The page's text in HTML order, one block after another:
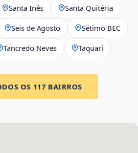
Santa Inês Santa Quitéria
Seis de Agosto Sétimo BEC
Tancredo Neves Taquarí
OS 117 BAIRROS